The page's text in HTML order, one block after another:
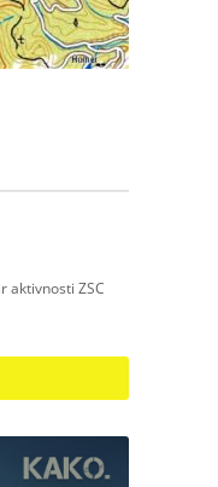
aktivnosti ZSC